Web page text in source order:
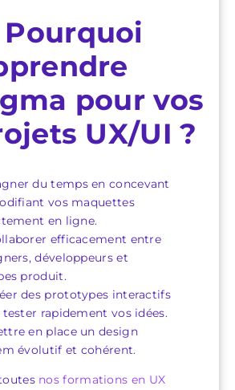
Pourquoi
pour vos
UX/UI ?
du temps en concevant
vos maquettes
en ligne.
efficacement entre
développeurs et
produit.
des prototypes interactifs
rapidement vos idées.
en place un design
évolutif et cohérent.
nos formations en UX